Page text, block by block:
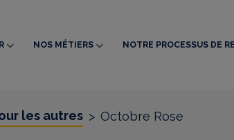
NOS MÉTIERS NOTRE PROCESSUS DE
les autres > Octobre Rose